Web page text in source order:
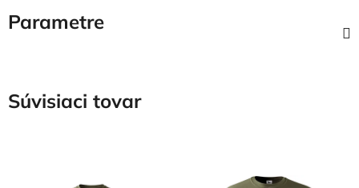
Parametre
Súvisiaci tovar